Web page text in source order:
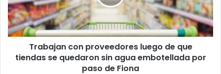
que
tiendas
se
quedaron
agua
Trabajan con proveedores luego de que
tiendas se quedaron sin agua embotellada por
paso de Fiona